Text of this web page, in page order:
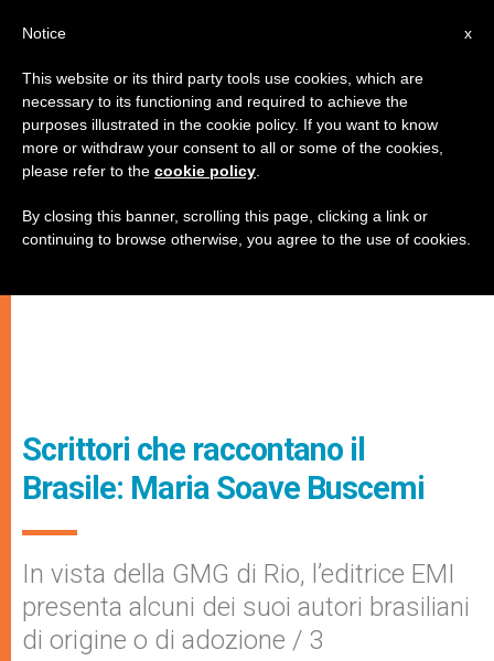
Scrittori che raccontano il
Brasile: Maria Soave Buscemi
In vista della GMG di Rio, l’editrice EMI
presenta alcuni dei suoi autori brasiliani
di origine o di adozione / 3
x
Notice
This website or its third party tools use cookies, which are
necessary to its functioning and required to achieve the
purposes illustrated in the cookie policy. If you want to know
more or withdraw your consent to all or some of the cookies,
please refer to the cookie policy
By closing this banner, scrolling this page, clicking a link or
continuing to browse otherwise, you agree to the use of cookies.